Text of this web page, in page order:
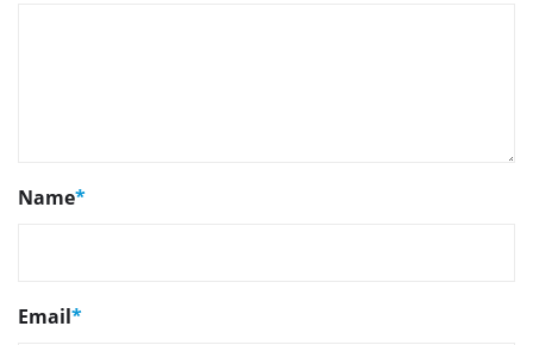
Name*
Email*